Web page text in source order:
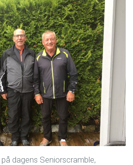
dagens Seniorscramble,